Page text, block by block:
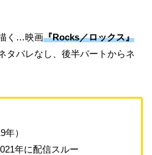
く…映画『Rocks／ロックス』
タバレなし、後半パートからネ
）
年に配信スルー